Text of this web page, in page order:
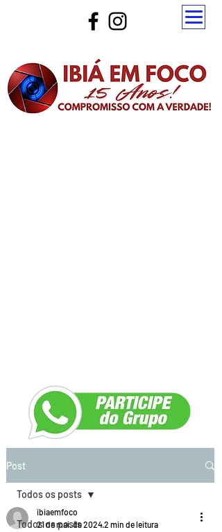
Post
Todos os posts
Todos os posts
ibiaemfoco
21 de mai. de 20242 min de leitura